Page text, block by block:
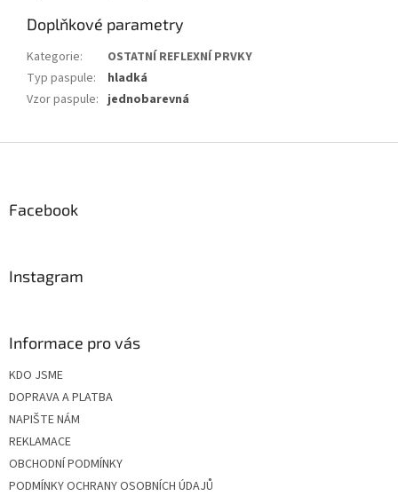
Doplňkové parametry
Kategorie:
OSTATNÍ REFLEXNÍ PRVKY
Typ paspule:
hladká
Vzor paspule: jednobarevná
Facebook
Instagram
Informace pro vás
KDO JSME
DOPRAVA A PLATBA
NAPIŠTE NÁM
REKLAMACE
OBCHODNÍ PODMÍNKY
PODMÍNKY OCHRANY OSOBNÍCH ÚDAJŮ